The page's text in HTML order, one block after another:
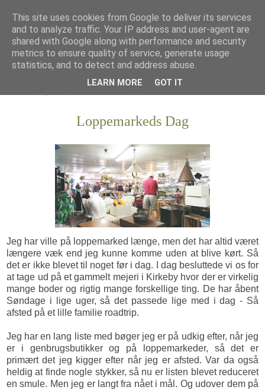
Loppemarkeds Dag
Jeg har ville på loppemarked længe, men det har altid været
længere væk end jeg kunne komme uden at blive kørt. Så
det er ikke blevet til noget før i dag. I dag besluttede vi os for
at tage ud på et gammelt mejeri i Kirkeby hvor der er virkelig
mange boder og rigtig mange forskellige ting. De har åbent
Søndage i lige uger, så det passede lige med i dag - Så
afsted på et lille familie roadtrip.
Jeg har en lang liste med bøger jeg er på udkig efter, når jeg
er i genbrugsbutikker og på loppemarkeder, så det er
primært det jeg kigger efter når jeg er afsted. Var da også
heldig at finde nogle stykker, så nu er listen blevet reduceret
en smule. Men jeg er langt fra nået i mål. Og udover dem på
This site uses cookies from Google to deliver its services
and to analyze traffic. Your IP address and user-agent are
shared with Google along with performance and security
metrics to ensure quality of service, generate usage
statistics, and to detect and address abuse.
LEARN MORE GOT IT